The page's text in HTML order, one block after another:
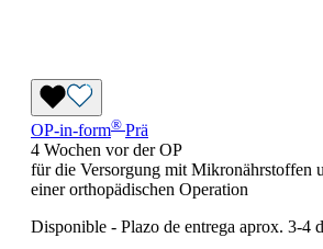
OP-in-form® Prä
4 Wochen vor der OP
für die Versorgung mit Mikronährstoffen
einer orthopädischen Operation
Disponible - Plazo de entrega aprox. 3-4